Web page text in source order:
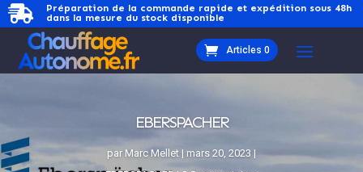

Préparation de la commande rapide et expédition sous 48h
dans la mesure du stock disponible
Articles 0
EBERSPACHER
par Marc Mellet | mars 20, 2023 |